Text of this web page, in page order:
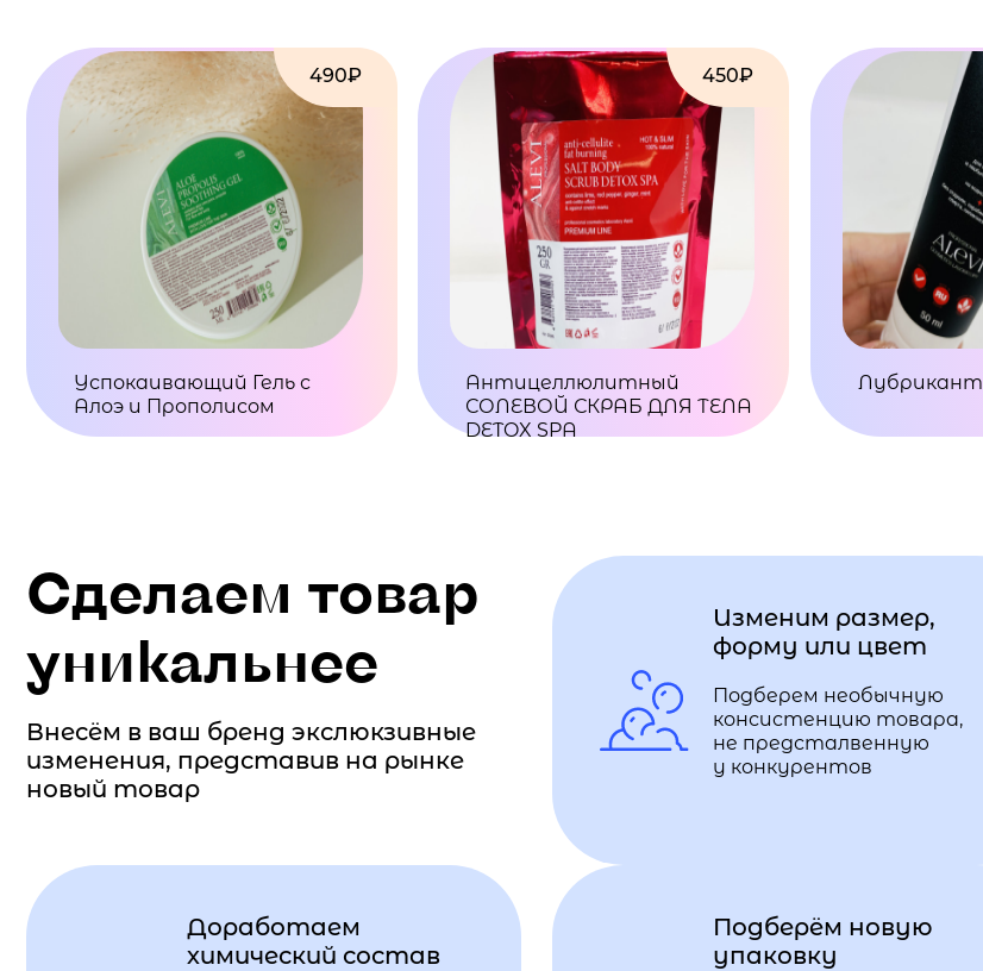
490₽
Успокаивающий Гель с
Алоэ и Прополисом
450₽
Антицеллюлитный
СОЛЕВОЙ СКРАБ ДЛЯ ТЕЛА
DETOX SPA
Лубрикант
Сделаем товар
уникальнее
Внесём в ваш бренд экслюкзивные
изменения, представив на рынке
новый товар
Изменим размер,
форму или цвет
Подберем необычную
консистенцию товара,
не предсталвенную
у конкурентов
Доработаем
химический состав
Подберём новую
упаковку